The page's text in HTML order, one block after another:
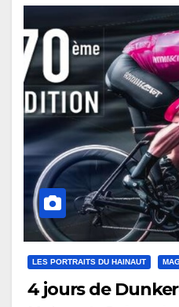
LES PORTRAITS DU HAINAUT
4 jours de